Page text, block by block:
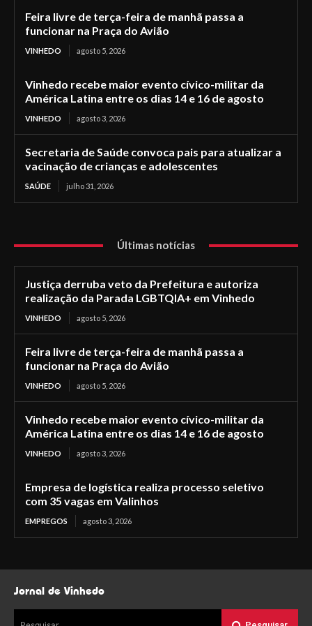
Feira livre de terça-feira de manhã passa a
funcionar na Praça do Avião
VINHEDO agosto 5, 2026
Vinhedo recebe maior evento cívico-militar da
América Latina entre os dias 14 e 16 de agosto
VINHEDO agosto 3, 2026
Secretaria de Saúde convoca pais para atualizar a
vacinação de crianças e adolescentes
SAÚDE julho 31, 2026
Últimas notícias
Justiça derruba veto da Prefeitura e autoriza
realização da Parada LGBTQIA+ em Vinhedo
VINHEDO agosto 5, 2026
Feira livre de terça-feira de manhã passa a
funcionar na Praça do Avião
VINHEDO agosto 5, 2026
Vinhedo recebe maior evento cívico-militar da
América Latina entre os dias 14 e 16 de agosto
VINHEDO agosto 3, 2026
Empresa de logística realiza processo seletivo
com 35 vagas em Valinhos
EMPREGOS agosto 3, 2026
Jornal de Vinhedo